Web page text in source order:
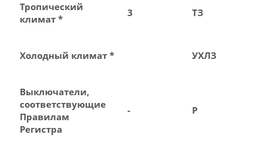
3
Тропический
климат *
ТЗ
Холодный климат * УХЛЗ
Выключатели,
соответствующие
Правилам
Регистра
- Р